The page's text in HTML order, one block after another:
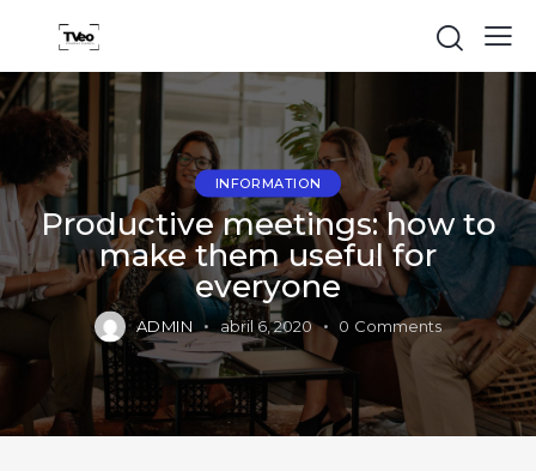
INFORMATION
Productive meetings: how to
make them useful for
everyone
ADMIN abril 6, 2020 0 Comments